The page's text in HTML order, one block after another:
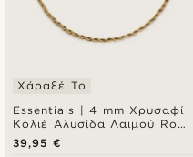
Essentials | 4 mm Χρυσαφί
Κολιέ Αλυσίδα Λαιμού Rope
Chain
Χάραξέ Το
39,95 €